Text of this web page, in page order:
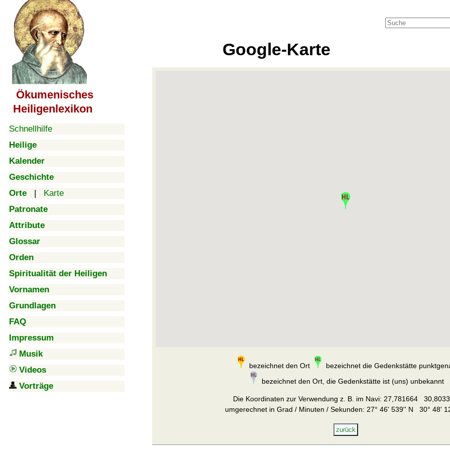
Ökumenisches
Heiligenlexikon
Schnellhilfe
Heilige
Kalender
Geschichte
Orte | Karte
Patronate
Attribute
Glossar
Orden
Spiritualität der Heiligen
Vornamen
Grundlagen
FAQ
Impressum
Musik
Videos
Vorträge
Google-Karte
bezeichnet den Ort
bezeichnet die Gedenkstätte
bezeichnet den Ort, die Gedenkstätte ist (uns) unbekannt
Die Koordinaten zur Verwendung z. B. im Navi: 27,781664
umgerechnet in Grad / Minuten / Sekunden: 27° 46' 539'' N 30° 48'